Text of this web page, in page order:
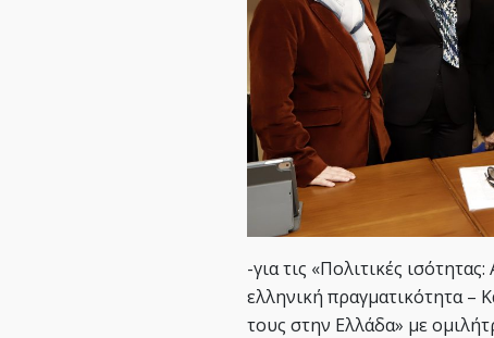
-για τις «Πολιτικές
ελληνική πραγματικότητα –
τους στην Ελλάδα» με